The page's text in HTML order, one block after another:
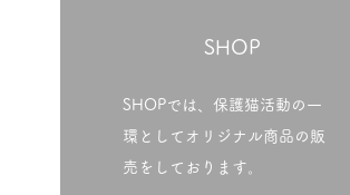
​SHOP
SHOPでは、保護猫活動の一
環としてオリジナル商品の販
売をしております。